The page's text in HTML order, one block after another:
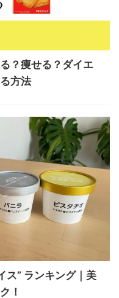
？痩せる？ダイエ
方法
ス” ランキング｜美
！